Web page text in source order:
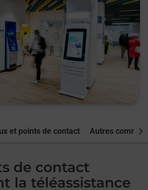
et points de contact Autres
de contact
la téléassistance